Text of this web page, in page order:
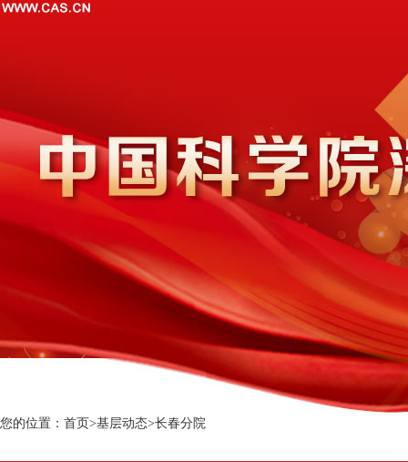
您的位置： 首页>基层动态>长春分院